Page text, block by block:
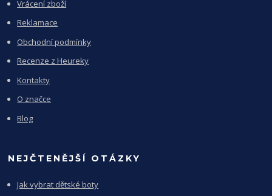
Vrácení zboží
Reklamace
Obchodní podmínky
Recenze z Heureky
Kontakty
O značce
Blog
NEJČTENĚJŠÍ OTÁZKY
Jak vybrat dětské boty